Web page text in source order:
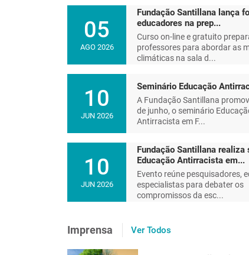
05
AGO 2026
Fundação Santillana lança
educadores na prep...
Curso on-line e gratuito
professores para abordar as
climáticas na sala d...
10
JUN 2026
Seminário Educação
A Fundação Santillana
de junho, o seminário
Antirracista em F...
10
JUN 2026
Fundação Santillana realiza
Educação Antirracista em...
Evento reúne pesquisadores,
especialistas para debater os
compromissos da esc...
Imprensa Ver Todos
Educar e reeducar um
futuro